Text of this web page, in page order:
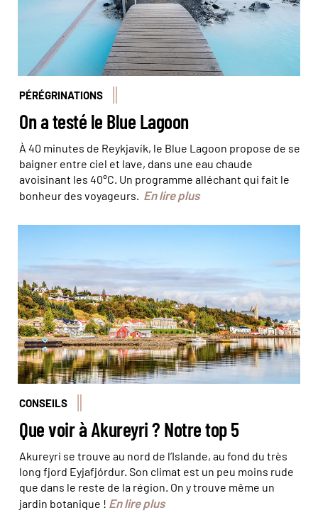
PÉRÉGRINATIONS
On a testé le Blue Lagoon
À 40 minutes de Reykjavík, le Blue Lagoon propose de se
baigner entre ciel et lave, dans une eau chaude
avoisinant les 40°C. Un programme alléchant qui fait le
bonheur des voyageurs. En lire plus
CONSEILS
Que voir à Akureyri ? Notre top 5
Akureyri se trouve au nord de l’Islande, au fond du très
long fjord Eyjafjórdur. Son climat est un peu moins rude
que dans le reste de la région. On y trouve même un
jardin botanique ! En lire plus